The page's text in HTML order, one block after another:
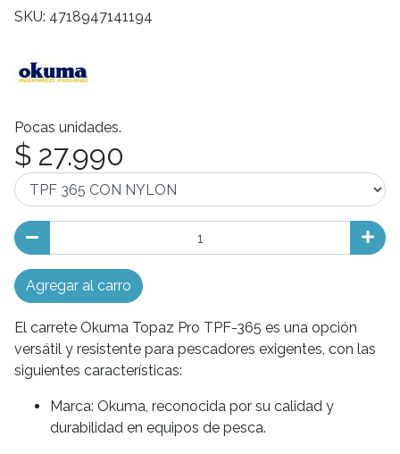
SKU: 4718947141194
Pocas unidades.
$ 27.990
Agregar al carro
El carrete Okuma Topaz Pro TPF-365 es una opción
versátil y resistente para pescadores exigentes, con las
siguientes características:
Marca: Okuma, reconocida por su calidad y
durabilidad en equipos de pesca.